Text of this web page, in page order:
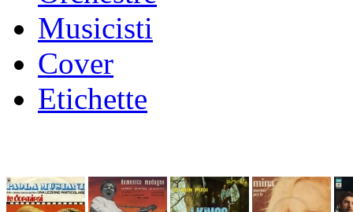
Musicisti
Cover
Etichette